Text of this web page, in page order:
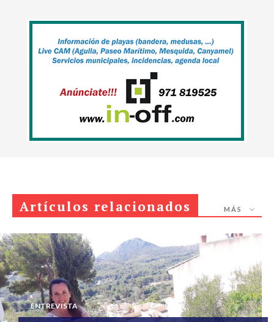
Artículos relacionados MÁS
ENTREVISTA